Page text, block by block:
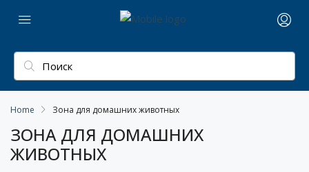
Home Зона для домашних животных
ЗОНА ДЛЯ ДОМАШНИХ
ЖИВОТНЫХ